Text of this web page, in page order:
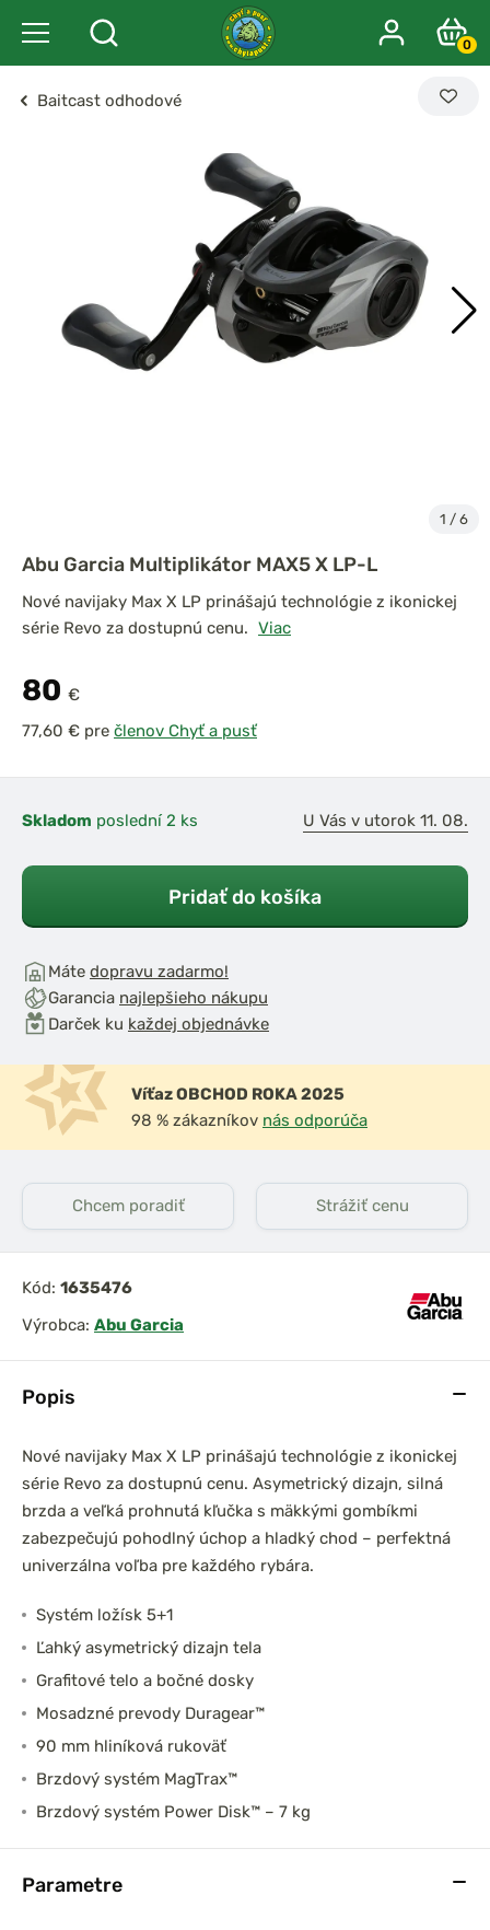
0
Baitcast odhodové
1 / 6
Popis
Nové navijaky Max X LP prinášajú technológie z ikonickej
série Revo za dostupnú cenu. Asymetrický dizajn, silná
brzda a veľká prohnutá kľučka s mäkkými gombíkmi
zabezpečujú pohodlný úchop a hladký chod – perfektná
univerzálna voľba pre každého rybára.
Systém ložísk 5+1
Ľahký asymetrický dizajn tela
Grafitové telo a bočné dosky
Mosadzné prevody Duragear™
90 mm hliníková rukoväť
Brzdový systém MagTrax™
Brzdový systém Power Disk™ – 7 kg
Parametre
Abu Garcia Multiplikátor MAX5 X LP-L
Nové navijaky Max X LP prinášajú technológie z ikonickej
série Revo za dostupnú cenu. Viac
80 €
pre členov Chyť a pusť
Skladom poslední 2 ks U Vás v utorok 11. 08.
Pridať do košíka
Máte dopravu zadarmo!
Garancia najlepšieho nákupu
Darček ku každej objednávke
Víťaz OBCHOD ROKA 2025
98 % zákazníkov nás odporúča
Chcem poradiť Strážiť cenu
Kód: 1635476
Výrobca: Abu Garcia